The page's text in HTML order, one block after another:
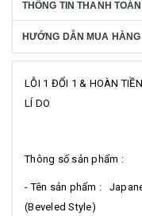
THÔNG TIN THANH TOÁN
HƯỚNG DẪN MUA HÀNG
LỖI 1 ĐỔI 1 & HOÀN
LÍ DO
Thông số sản phẩm :
- Tên sản phẩm :
(Beveled Style)